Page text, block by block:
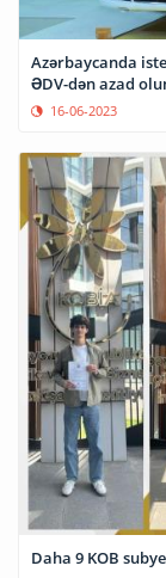
Azərbaycanda
ƏDV-dən azad
16-06-2023
Daha 9 KOB